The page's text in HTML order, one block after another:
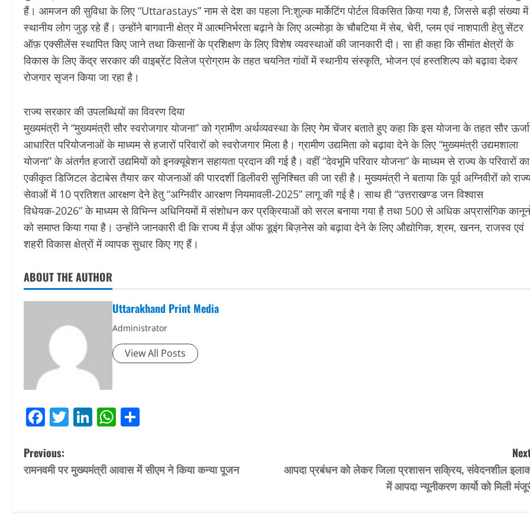
हैं। आमजन की सुविधा के लिए “Uttarastays” नाम से देश का पहला नि:शुल्क मार्केटिंग पोर्टल विकसित किया गया है, जिससे बड़ी संख्या में
स्थानीय लोग जुड़ रहे हैं। उन्होंने बागवानी क्षेत्र में आत्मनिर्भरता बढ़ाने के लिए अल्मोड़ा के चौबटिया में सेब, चेरी, प्लम एवं नाशपाती हेतु सेंटर
ऑफ़ एक्सीलेंस स्थापित किए जाने तथा किसानों के प्रशिक्षण के लिए विशेष व्यवस्थाओं की जानकारी दी। सा ही कहा कि सीमांत क्षेत्रों के
विकास के लिए केंद्र सरकार की वाइब्रेंट विलेज प्रोग्राम के तहत चयनित गांवों में स्थानीय संस्कृति, भोजन एवं हस्तशिल्प को बढ़ावा देकर
रोजगार सृजन किया जा रहा है।
राज्य सरकार की उपलब्धियों का विवरण दिया
मुख्यमंत्री ने “मुख्यमंत्री सौर स्वरोजगार योजना” को ग्रामीण अर्थव्यवस्था के लिए गेम चेंजर बताते हुए कहा कि इस योजना के तहत सौर ऊर्जा
आधारित परियोजनाओं के माध्यम से हजारों परिवारों को स्वरोजगार मिला है। ग्रामीण उद्यमिता को बढ़ावा देने के लिए “मुख्यमंत्री उद्यमशाला
योजना” के अंतर्गत हजारों उद्यमियों को इनक्यूबेशन सहायता प्रदान की गई है। वहीं “देवभूमि परिवार योजना” के माध्यम से राज्य के परिवारों का
एकीकृत डिजिटल डेटाबेस तैयार कर योजनाओं की पारदर्शी डिलीवरी सुनिश्चित की जा रही है। मुख्यमंत्री ने बताया कि पूर्व अग्निवीरों को
सेवाओं में 10 प्रतिशत आरक्षण देने हेतु “अग्निवीर आरक्षण नियमावली-2025” लागू की गई है। साथ ही “उत्तराखण्ड जन विश्वास
विधेयक-2026” के माध्यम से विभिन्न अधिनियमों में संशोधन कर प्रक्रियाओं को सरल बनाया गया है तथा 500 से अधिक अप्रासंगिक
को समाप्त किया गया है। उन्होंने जानकारी दी कि राज्य में ईज़ ऑफ डूइंग बिज़नेस को बढ़ावा देने के लिए औद्योगिक, श्रम, खनन, राजस्व एवं
शहरी विकास क्षेत्रों में व्यापक सुधार किए गए हैं।
ABOUT THE AUTHOR
Uttarakhand Print Media
Administrator
View All Posts
Facebook
Twitter
LinkedIn
WhatsApp
P
o
Previous:
रामनवमी पर मुख्यमंत्री आवास में सीएम ने किया कन्या पूजन
आपदा प्रबंधन को लेकर जिला प्रशासन सक्रिय, संवेदनशील
में आपदा न्यूनीकरण कार्यो को मिली